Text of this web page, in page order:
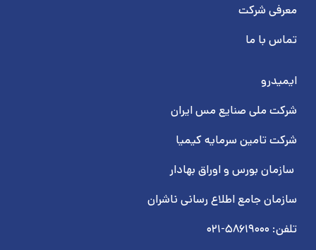
معرفی شرکت
تماس با ما
ایمیدرو
شرکت ملی صنایع مس ایران
شرکت تامین سرمایه کیمیا
سازمان بورس و اوراق بهادار
سازمان جامع اطلاع رسانی ناشران
تلفن: ۵۸۶۱۹۰۰۰-۰۲۱